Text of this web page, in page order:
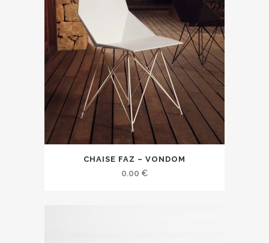
CHAISE FAZ – VONDOM
0.00 €